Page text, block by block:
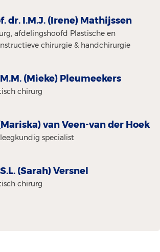
dr. I.M.J. (Irene) Mathijssen
afdelingshoofd Plastische en
chirurgie & handchirurgie
(Mieke) Pleumeekers
chirurg
van Veen-van der Hoek
specialist
(Sarah) Versnel
chirurg